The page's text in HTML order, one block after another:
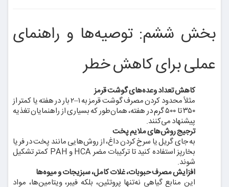
بخش ششم: توصیه‌ها و راهنمای
عملی برای کاهش خطر
کاهش تعداد وعده‌های گوشت قرمز
مثلاً محدود کردن مصرف گوشت قرمز به ۱–۲ بار در هفته یا کمتر از
۳۵۰ تا ۵۰۰ گرم در هفته، همان‌طور که بسیاری از راهنمایان تغذیه
پیشنهاد می‌کنند.
ترجیج روش‌های ملایم پخت
به جای گریل یا سرخ کردن داغ، از روش‌هایی مانند پخت در فر یا
بخارپز استفاده کنید تا ترکیبات مضر HCA و PAH کمتر تشکیل
شوند.
افزایش مصرف حبوبات، غلات کامل، سبزیجات و میوه‌ها
این منابع گیاهی نه‌تنها پروتئین، بلکه فیبر، ویتامین‌ها، مواد